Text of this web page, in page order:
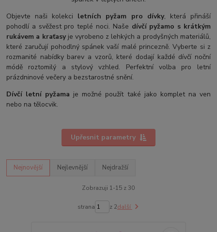
Objevte naši kolekci letních pyžam pro dívky, která přináší
pohodlí a svěžest pro teplé noci. Naše dívčí pyžamo s krátkým
rukávem a kraťasyje vyrobeno z lehkých a prodyšných materiálů,
které zaručují pohodlný spánek vaší malé princezně. Vyberte si z
rozmanité nabídky barev a vzorů, které dodají každé dívčí noční
módě roztomilý a stylový vzhled. Perfektní volba pro letní
prázdninové večery a bezstarostné snění.
Dívčí letní pyžama je možné použít také jako komplet na ven
nebo na tělocvik.
Upřesnit parametry
Nejnovější Nejlevnější Nejdražší
Zobrazuji 1-15 z 30
strana z 2další